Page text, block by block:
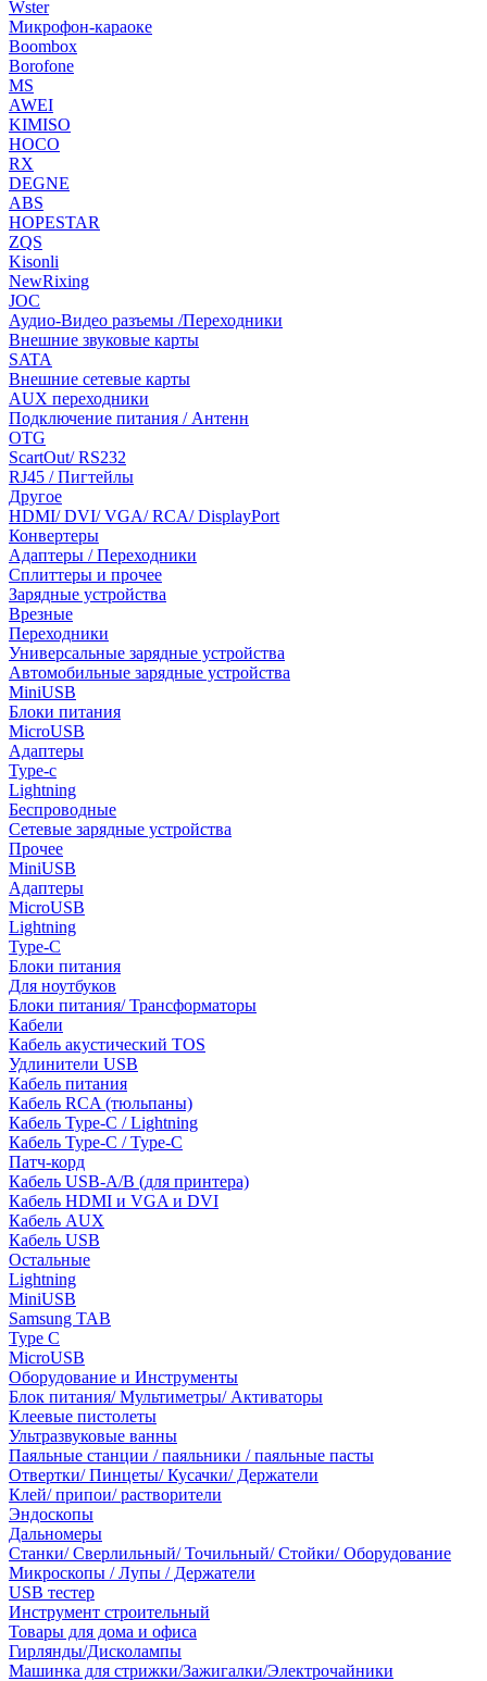
Wster
Микрофон-караоке
Boombox
Borofone
MS
AWEI
KIMISO
HOCO
RX
DEGNE
ABS
HOPESTAR
ZQS
Kisonli
NewRixing
JOC
Аудио-Видео разъемы /Переходники
Внешние звуковые карты
SATA
Внешние сетевые карты
AUX переходники
Подключение питания / Антенн
OTG
ScartOut/ RS232
RJ45 / Пигтейлы
Другое
HDMI/ DVI/ VGA/ RCA/ DisplayPort
Конвертеры
Адаптеры / Переходники
Сплиттеры и прочее
Зарядные устройства
Врезные
Переходники
Универсальные зарядные устройства
Автомобильные зарядные устройства
MiniUSB
Блоки питания
MicroUSB
Адаптеры
Type-c
Lightning
Беспроводные
Сетевые зарядные устройства
Прочее
MiniUSB
Адаптеры
MicroUSB
Lightning
Type-C
Блоки питания
Для ноутбуков
Блоки питания/ Трансформаторы
Кабели
Кабель акустический TOS
Удлинители USB
Кабель питания
Кабель RCA (тюльпаны)
Кабель Type-C / Lightning
Кабель Type-C / Type-C
Патч-корд
Кабель USB-A/B (для принтера)
Кабель HDMI и VGA и DVI
Кабель AUX
Кабель USB
Остальные
Lightning
MiniUSB
Samsung TAB
Type C
MicroUSB
Оборудование и Инструменты
Блок питания/ Мультиметры/ Активаторы
Клеевые пистолеты
Ультразвуковые ванны
Паяльные станции / паяльники / паяльные пасты
Отвертки/ Пинцеты/ Кусачки/ Держатели
Клей/ припои/ растворители
Эндоскопы
Дальномеры
Станки/ Сверлильный/ Точильный/ Стойки/ Оборудование
Микроскопы / Лупы / Держатели
USB тестер
Инструмент строительный
Товары для дома и офиса
Гирлянды/Дисколампы
Машинка для стрижки/Зажигалки/Электрочайники